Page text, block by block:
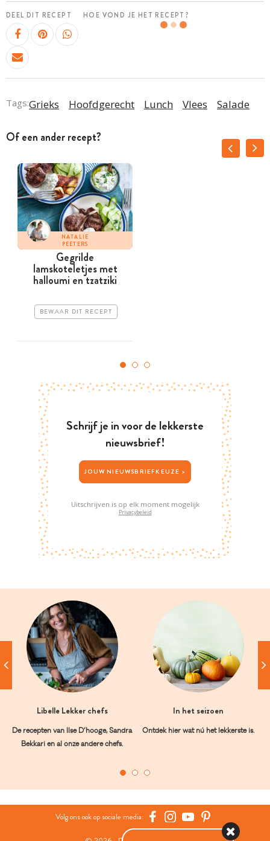
DEEL DIT RECEPT HOE VOND JE HET RECEPT?
Tags:Grieks Hoofdgerecht Lunch Vlees Salade
Of een ander recept?
NATALIE
PEETERS
Gegrilde
lamskoteletjes met
halloumi en tzatziki
BEWAAR DIT RECEPT
Schrijf je in voor de lekkerste
nieuwsbrief!
JOUW NIEUWSBRIEFKEUZE >
Uitschrijven is op elk moment mogelijk
Privacybeleid
Libelle Lekker chefs
De recepten van Ilse D’hooge, Sandra
Bekkari en al onze andere chefs.
In het seizoen
Ontdek hier wat nú het lekkerste is.
Volg ons ook op sociale media: